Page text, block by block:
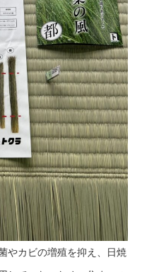
やカビの増殖を抑え、日焼